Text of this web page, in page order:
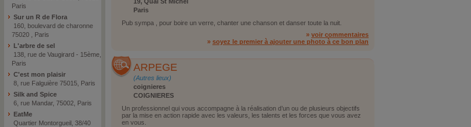
Paris
Sur un R de Flora
160, boulevard de charonne
75020 , Paris
L'arbre de sel
138, rue de Vaugirard - 15ème,
Paris
C'est mon plaisir
8, rue Falguière 75015, Paris
Silk and Spice
6, rue Mandar, 75002, Paris
EatMe
Quartier Montorgueil, 38/40
Paris
Pub sympa , pour boire un verre, chanter une chanson et danser toute la nuit.
» voir commentaires
» soyez le premier à ajouter une photo à ce bon plan
ARPEGE
(Autres lieux)
coignieres
COIGNIERES
Un professionnel qui vous accompagne à la réalisation d’un ou de plusieurs objectifs
par la mise en action rapide avec les valeurs, les talents et les forces que vous avez
en vous.